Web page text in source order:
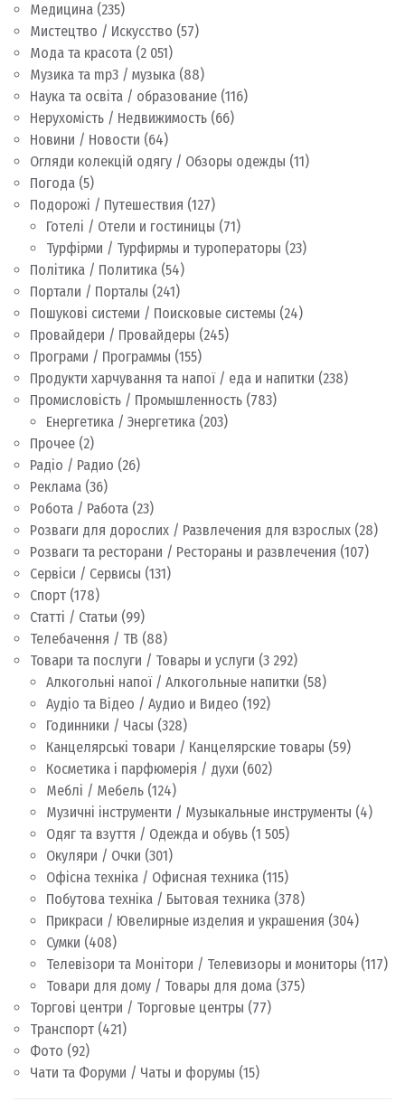
Медицина (235)
Мистецтво / Искусство (57)
Мода та красота (2 051)
Музика та mp3 / музыка (88)
Наука та освіта / образование (116)
Нерухомість / Недвижимость (66)
Новини / Новости (64)
Огляди колекцій одягу / Обзоры одежды (11)
Погода (5)
Подорожі / Путешествия (127)
Готелі / Отели и гостиницы (71)
Турфірми / Турфирмы и туроператоры (23)
Політика / Политика (54)
Портали / Порталы (241)
Пошукові системи / Поисковые системы (24)
Провайдери / Провайдеры (245)
Програми / Программы (155)
Продукти харчування та напої / еда и напитки (238)
Промисловість / Промышленность (783)
Енергетика / Энергетика (203)
Прочее (2)
Радіо / Радио (26)
Реклама (36)
Робота / Работа (23)
Розваги для дорослих / Развлечения для взрослых (28)
Розваги та ресторани / Рестораны и развлечения (107)
Сервіси / Сервисы (131)
Спорт (178)
Статті / Статьи (99)
Телебачення / ТВ (88)
Товари та послуги / Товары и услуги (3 292)
Алкогольні напої / Алкогольные напитки (58)
Аудіо та Відео / Аудио и Видео (192)
Годинники / Часы (328)
Канцелярські товари / Канцелярские товары (59)
Косметика і парфюмерія / духи (602)
Меблі / Мебель (124)
Музичні інструменти / Музыкальные инструменты (4)
Одяг та взуття / Одежда и обувь (1 505)
Окуляри / Очки (301)
Офісна техніка / Офисная техника (115)
Побутова техніка / Бытовая техника (378)
Прикраси / Ювелирные изделия и украшения (304)
Сумки (408)
Телевізори та Монітори / Телевизоры и мониторы (117)
Товари для дому / Товары для дома (375)
Торгові центри / Торговые центры (77)
Транспорт (421)
Фото (92)
Чати та Форуми / Чаты и форумы (15)